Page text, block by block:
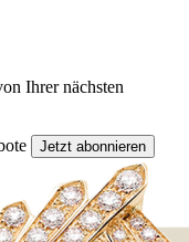
Ihrer nächsten
Jetzt abonnieren